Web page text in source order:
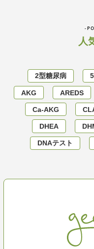
-
人
2型糖尿病
AKG AREDS
Ca-AKG
DHEA
DNAテスト